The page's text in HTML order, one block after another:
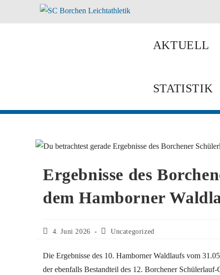
AKTUELL
STATISTIK
Ergebnisse des
dem Hamborner
Beitrag
4. Juni 2026
Beitrags-
Uncategorized
Die Ergebnisse des 10. Hamborner Waldlaufs vom
der ebenfalls Bestandteil des 12. Borchener